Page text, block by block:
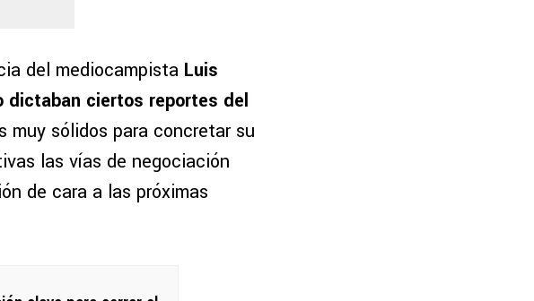
del mediocampista Luis
dictaban ciertos reportes del
muy sólidos para concretar su
las vías de negociación
de cara a las próximas